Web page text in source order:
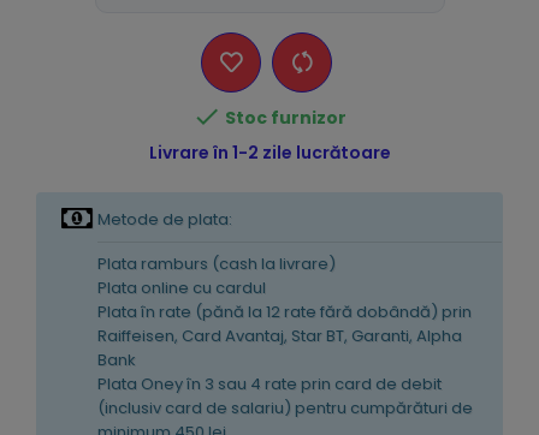
 Stoc furnizor
Livrare în 1-2 zile lucrătoare
Metode de plata:
Plata ramburs (cash la livrare)
Plata online cu cardul
Plata în rate (pănă la 12 rate fără dobândă) prin
Raiffeisen, Card Avantaj, Star BT, Garanti, Alpha
Bank
Plata Oney în 3 sau 4 rate prin card de debit
(inclusiv card de salariu) pentru cumpărături de